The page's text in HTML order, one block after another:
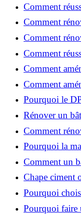
Comment
pour une
Comment
votre espace de
Comment
astuces ?
Comment
économies et
Comment
studio : 10
Comment
et efficaces ?
Pourquoi le
vendre ou
Rénover un
pratique et
Comment
réglementation
Pourquoi la
indispensable
Comment un
peut-il purifier
Chape ciment
projet ?
Pourquoi
d’œuvre pour
Pourquoi faire